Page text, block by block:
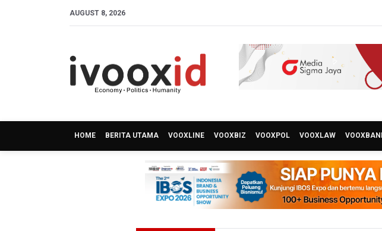
AUGUST 8, 2026
HOME BERITA UTAMA VOOXLINE VOOXBIZ VOOXPOL VOOXLAW